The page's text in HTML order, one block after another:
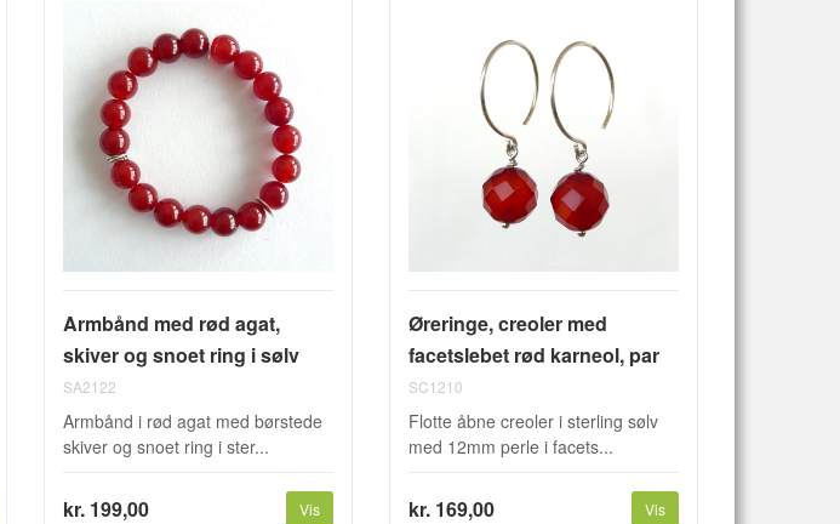
Armbånd med rød agat,
skiver og snoet ring i sølv
SA2122
Armbånd i rød agat med børstede
skiver og snoet ring i ster...
kr. 199,00 Vis
Øreringe, creoler med
facetslebet rød karneol, par
SC1210
Flotte åbne creoler i sterling sølv
med 12mm perle i facets...
kr. 169,00 Vis